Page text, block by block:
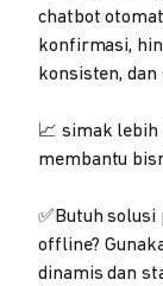
chatbot
konfirmasi,
konsisten,
📈 simak lebih
membantu
✅Butuh
offline?
dinamis dan